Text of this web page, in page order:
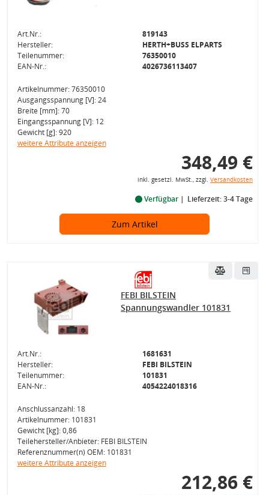
Art.Nr.:
819143
Hersteller:
HERTH+BUSS ELPARTS
Teilenummer:
76350010
EAN-Nr.:
4026736113407
Artikelnummer: 76350010
Ausgangsspannung [V]: 24
Breite [mm]: 70
Eingangsspannung [V]: 12
Gewicht [g]: 920
weitere Attribute anzeigen
348,49 €
inkl. gesetzl. MwSt., zzgl. Versandkosten
Verfügbar Lieferzeit: 3-4 Tage
Zum Artikel
FEBI BILSTEIN
Spannungswandler 101831
Art.Nr.:
1681631
Hersteller:
FEBI BILSTEIN
Teilenummer:
101831
EAN-Nr.:
4054224018316
Anschlussanzahl: 18
Artikelnummer: 101831
Gewicht [kg]: 0,86
Teilehersteller/Anbieter: FEBI BILSTEIN
Referenznummer(n) OEM: 101831
weitere Attribute anzeigen
212,86 €